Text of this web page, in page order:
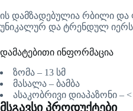
ის დამზადებულია რბილი და
უნიკალურ და ტრენდულ იერს
დამატებითი ინფორმაცია
ზომა – 13 სმ
მასალა – ბამბა
ასაკობრივი დიაპაზონი –
მსგავსი პროდუქტები